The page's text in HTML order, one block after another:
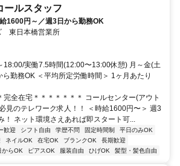
ールスタッフ
1600円～／週3日から勤務OK
東日本橋営業所
18:00/実働7.5時間(12:00〜13:00休憩) 月～金(土
勤務OK ＜平均所定労働時間＞ 1ヶ月あたり
完全在宅＊＊＊＊＊＊＊ コールセンター(アウト
見のテレワーク求人！！ ＜時給1600円〜＞ 週3
！ ネット環境さえあれば即スタート可...
歓迎 シフト自由 学歴不問 固定時間制
平日のみOK
ネイルOK 在宅OK ブランクOK
長期歓迎
からOK ピアスOK 服装自由 ひげOK 髪型・髪色自由